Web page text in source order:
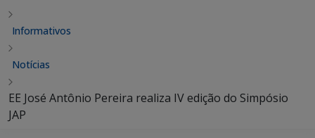
Informativos
Notícias
EE José Antônio Pereira realiza IV edição do Simpósio
JAP